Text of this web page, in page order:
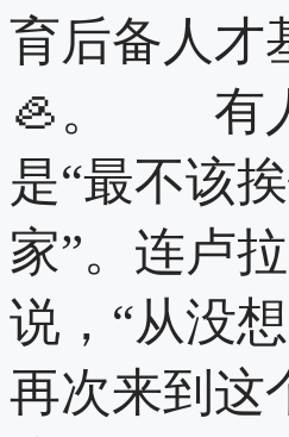
育后备人才
🦪。 有
是“最不该
家”。连卢
说，“从没
再次来到这